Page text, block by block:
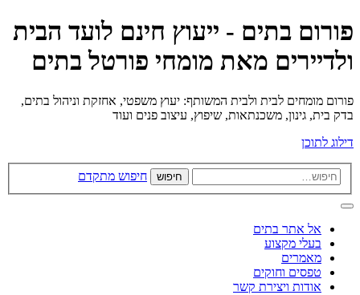
פורום בתים - ייעוץ חינם לועד הבית
ולדיירים מאת מומחי פורטל בתים
פורום מומחים לבית ולבית המשותף: יעוץ משפטי, אחזקת וניהול בתים,
בדק בית, גינון, משכנתאות, שיפוץ, עיצוב פנים ועוד
דילוג לתוכן
חיפוש חיפוש מתקדם
אל אתר בתים
בעלי מקצוע
מאמרים
טפסים וחוקים
אודות ויצירת קשר